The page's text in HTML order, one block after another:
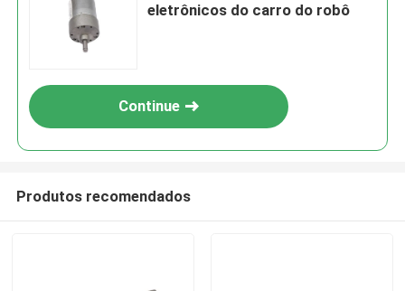
eletrônicos do carro do robô
Continue
Produtos recomendados